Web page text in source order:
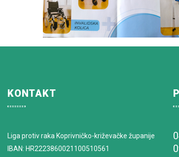
KONTAKT
Liga protiv raka Koprivničko-križevačke županije
IBAN: HR2223860021100510561